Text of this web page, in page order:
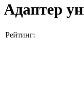
Адаптер
Рейтинг: